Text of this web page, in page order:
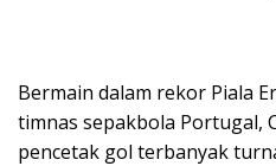
Bermain dalam rekor Piala
timnas sepakbola Portugal,
pencetak gol terbanyak